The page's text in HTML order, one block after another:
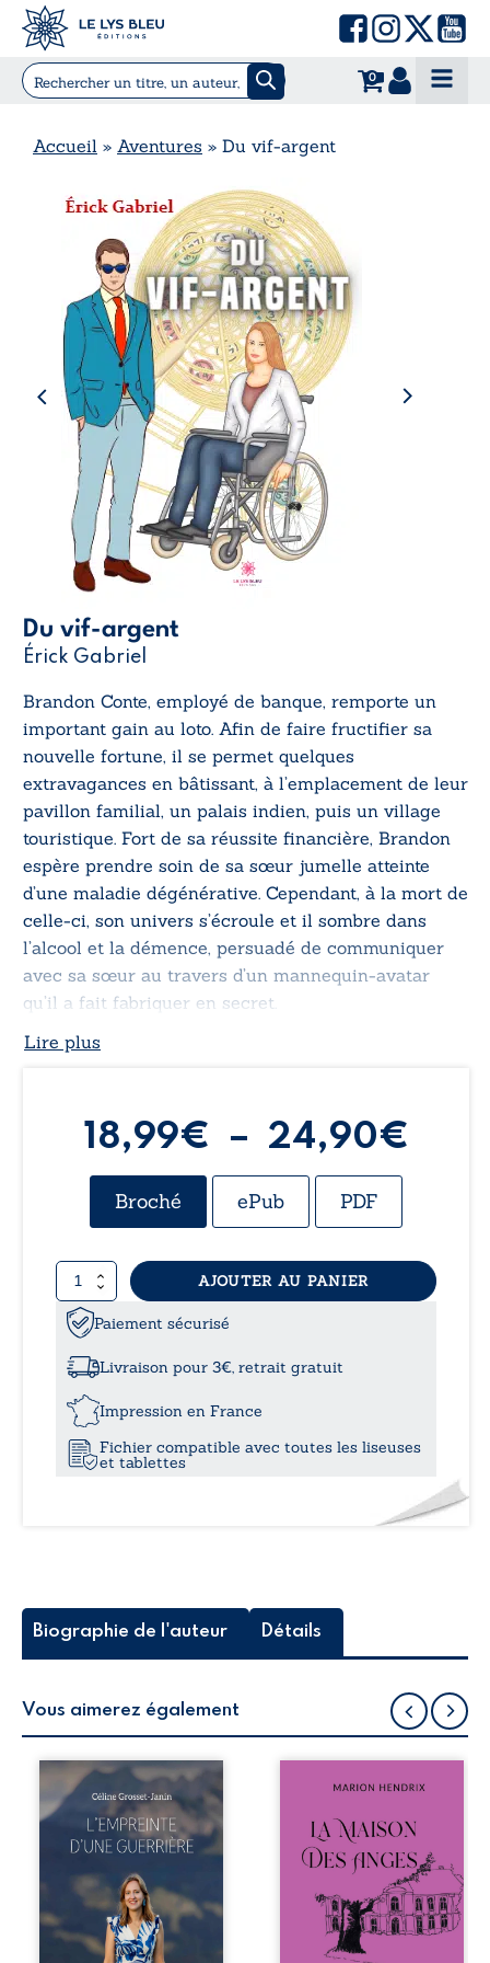
0
Accueil » Aventures » Du vif-argent
Du vif-argent
Érick Gabriel
Brandon Conte, employé de banque, remporte un
important gain au loto. Afin de faire fructifier sa
nouvelle fortune, il se permet quelques
extravagances en bâtissant, à l’emplacement de leur
pavillon familial, un palais indien, puis un village
touristique. Fort de sa réussite financière, Brandon
espère prendre soin de sa sœur jumelle atteinte
d’une maladie dégénérative. Cependant, à la mort de
celle-ci, son univers s’écroule et il sombre dans
l’alcool et la démence, persuadé de communiquer
avec sa sœur au travers d’un mannequin-avatar
qu’il a fait fabriquer en secret.
Parviendra-t-il à se sortir de cette tourmente
Lire plus
18,99€ – 24,90€
Broché ePub PDF
quantité
de
Du
vif-
argent
AJOUTER AU PANIER
Paiement sécurisé
Livraison pour 3€, retrait gratuit
Impression en France
Fichier compatible avec toutes les liseuses
et tablettes
Biographie de l'auteur Détails
Vous aimerez également
Que reste-t-il de
l’enfance lorsque
la maladie impose
ses propres règles
? L’empreinte
d’une guerrière
livre, sans détour,
le récit d’un
quotidien
bouleversé par la
Nous sommes en
après le décès du
patriarche
Anatole-Eustache.
La famille devra
affronter non
seulement un
inconnu qui rôde
autour du